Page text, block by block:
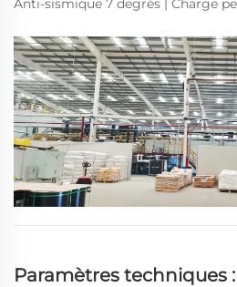
Anti-sismique 7 degrés | Charge
kN/m² | Charge variable du toit 0,3
le projet. Il s'agit de notre
Paramètres techniques :